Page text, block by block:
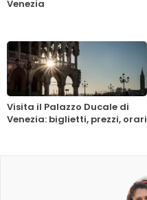
Venezia
Visita il Palazzo Ducale di
Venezia: biglietti, prezzi, orari